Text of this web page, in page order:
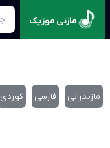
مازنی موزیک
مازندرانی فارسی کوردی